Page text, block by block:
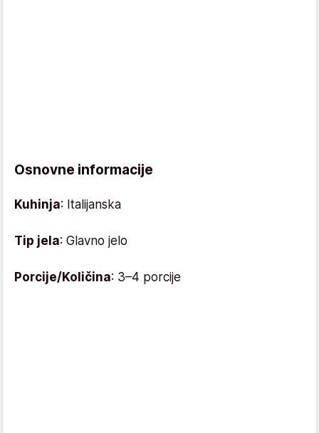
Osnovne informacije
Kuhinja: Italijanska
Tip jela: Glavno jelo
Porcije/Količina: 3–4 porcije